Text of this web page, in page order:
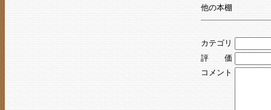
他の本棚
カテゴリ
評 価
コメント